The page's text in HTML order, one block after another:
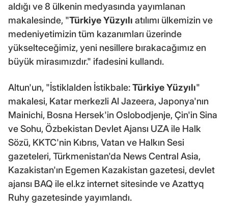
aldığı ve 8 ülkenin medyasında yayımlanan
makalesinde, "Türkiye Yüzyılı atılımı ülkemizin ve
medeniyetimizin tüm kazanımları üzerinde
yükselteceğimiz, yeni nesillere bırakacağımız en
büyük mirasımızdır." ifadesini kullandı.
Altun'un, "İstiklalden İstikbale:Türkiye Yüzyılı"
makalesi, Katar merkezli Al Jazeera, Japonya'nın
Mainichi, Bosna Hersek'in Oslobodjenje, Çin'in Sina
ve Sohu, Özbekistan Devlet Ajansı UZA ile Halk
Sözü, KKTC'nin Kıbrıs, Vatan ve Halkın Sesi
gazeteleri, Türkmenistan'da News Central Asia,
Kazakistan'ın Egemen Kazakistan gazetesi, devlet
ajansı BAQ ile el.kz internet sitesinde ve Azattyq
Ruhy gazetesinde yayımlandı.